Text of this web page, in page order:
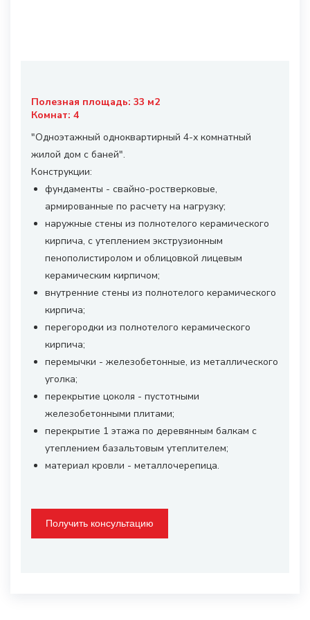
Полезная площадь: 33 м2
Комнат: 4
"Одноэтажный одноквартирный 4-х комнатный
жилой дом с баней".
Конструкции:
фундаменты - свайно-ростверковые,
армированные по расчету на нагрузку;
наружные стены из полнотелого керамического
кирпича, с утеплением экструзионным
пенополистиролом и облицовкой лицевым
керамическим кирпичом;
внутренние стены из полнотелого керамического
кирпича;
перегородки из полнотелого керамического
кирпича;
перемычки - железобетонные, из металлического
уголка;
перекрытие цоколя - пустотными
железобетонными плитами;
перекрытие 1 этажа по деревянным балкам с
утеплением базальтовым утеплителем;
материал кровли - металлочерепица.
Получить консультацию